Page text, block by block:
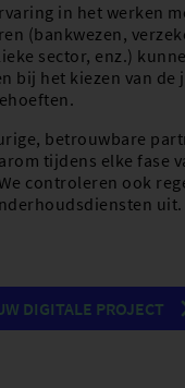
in het werken
(bankwezen,
sector, enz.)
bij het kiezen van de
betrouwbare
tijdens elke fase
controleren ook
uit.
DIGITALE PROJECT